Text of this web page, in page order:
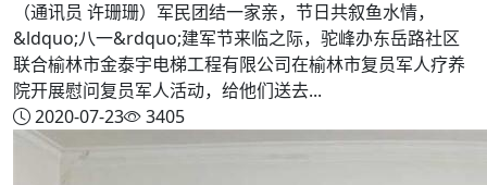
（通讯员 许珊珊）军民团结一家亲，节日共叙鱼水情，
&ldquo;八一&rdquo;建军节来临之际，驼峰办东岳路社区
联合榆林市金泰宇电梯工程有限公司在榆林市复员军人疗养
院开展慰问复员军人活动，给他们送去...
2020-07-23
3405